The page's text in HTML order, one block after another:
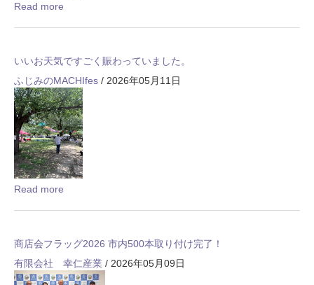
Read more
いいお天気ですごく賑わっていました。
ふじみのMACHIfes / 2026年05月11日
Read more
商店会フラッグ2026 市内500本取り付け完了！
有限会社 幸仁産業 / 2026年05月09日